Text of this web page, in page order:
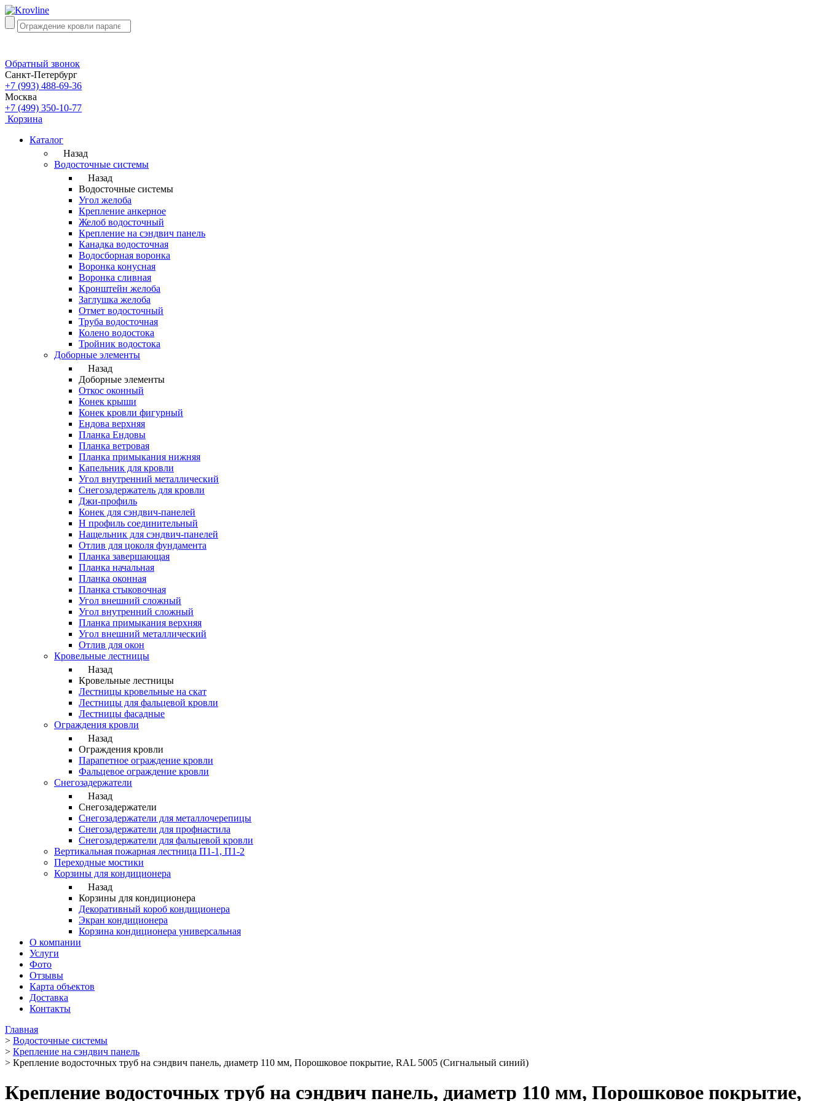
Обратный звонок
Санкт-Петербург
+7 (993) 488-69-36
Москва
+7 (499) 350-10-77
Корзина
Каталог
Назад
Водосточные системы
Назад
Водосточные системы
Угол желоба
Крепление анкерное
Желоб водосточный
Крепление на сэндвич панель
Канадка водосточная
Водосборная воронка
Воронка конусная
Воронка сливная
Кронштейн желоба
Заглушка желоба
Отмет водосточный
Труба водосточная
Колено водостока
Тройник водостока
Доборные элементы
Назад
Доборные элементы
Откос оконный
Конек крыши
Конек кровли фигурный
Ендова верхняя
Планка Ендовы
Планка ветровая
Планка примыкания нижняя
Капельник для кровли
Угол внутренний металлический
Снегозадержатель для кровли
Джи-профиль
Конек для сэндвич-панелей
Н профиль соединительный
Нащельник для сэндвич-панелей
Отлив для цоколя фундамента
Планка завершающая
Планка начальная
Планка оконная
Планка стыковочная
Угол внешний сложный
Угол внутренний сложный
Планка примыкания верхняя
Угол внешний металлический
Отлив для окон
Кровельные лестницы
Назад
Кровельные лестницы
Лестницы кровельные на скат
Лестницы для фальцевой кровли
Лестницы фасадные
Ограждения кровли
Назад
Ограждения кровли
Парапетное ограждение кровли
Фальцевое ограждение кровли
Снегозадержатели
Назад
Снегозадержатели
Снегозадержатели для металлочерепицы
Снегозадержатели для профнастила
Снегозадержатели для фальцевой кровли
Вертикальная пожарная лестница П1-1, П1-2
Переходные мостики
Корзины для кондиционера
Назад
Корзины для кондиционера
Декоративный короб кондиционера
Экран кондиционера
Корзина кондиционера универсальная
О компании
Услуги
Фото
Отзывы
Карта объектов
Доставка
Контакты
Главная
> Водосточные системы
> Крепление на сэндвич панель
> Крепление водосточных труб на сэндвич панель, диаметр 110 мм, Порошковое покрытие, RAL 5005 (Сигнальный синий)
Крепление водосточных труб на сэндвич панель, диаметр 110 мм, Порошковое покрытие,